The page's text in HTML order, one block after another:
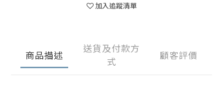
加入追蹤清單
商品描述
送貨及付款方
式
顧客評價